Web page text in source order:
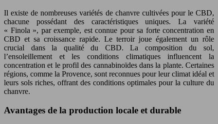
Il existe de nombreuses variétés de chanvre cultivées pour le CBD,
chacune possédant des caractéristiques uniques. La variété
« Finola », par exemple, est connue pour sa forte concentration en
CBD et sa croissance rapide. Le terroir joue également un rôle
crucial dans la qualité du CBD. La composition du sol,
l’ensoleillement et les conditions climatiques influencent la
concentration et le profil des cannabinoïdes dans la plante. Certaines
régions, comme la Provence, sont reconnues pour leur climat idéal et
leurs sols riches, offrant des conditions optimales pour la culture du
chanvre.
Avantages de la production locale et durable